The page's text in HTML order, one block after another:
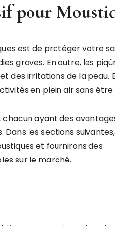
pour
est de protéger votre
graves. En outre, les
des irritations de la peau.
en plein air sans être
chacun ayant des
les sections
et fournirons des
sur le marché.